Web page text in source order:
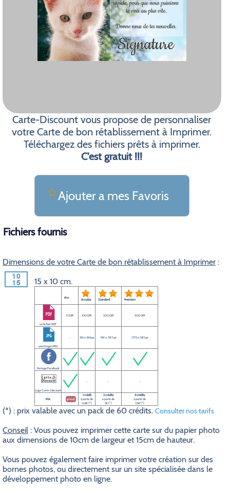
Carte-Discount vous propose de personnaliser
votre Carte de bon rétablissement à Imprimer.
Téléchargez des fichiers prêts à imprimer.
C'est gratuit !!!
Ajouter a mes Favoris
Fichiers fournis
Dimensions de votre Carte de bon rétablissement à Imprimer :
15 x 10 cm.
éco éco plus Standard Premium
un fichier PDF
72 DPI 100 DPI 200 DPI 300 DPI
une image JPEG
- 591 x 394 px 1181 x 787 px 1772 x 1181 px
Partage Facebook
Logo Carte-Discount
- - -
Prix gratuit
1 crédit
à partir de
0,5€ (*)
2 crédits
à partir de
1€ (*)
3 crédits
à partir de
1,5€ (*)
(*) : prix valable avec un pack de 60 crédits. Consulter nos tarifs
Conseil : Vous pouvez imprimer cette carte sur du papier photo
aux dimensions de 10cm de largeur et 15cm de hauteur.
Vous pouvez également faire imprimer votre création sur des
bornes photos, ou directement sur un site spécialisée dans le
développement photo en ligne.